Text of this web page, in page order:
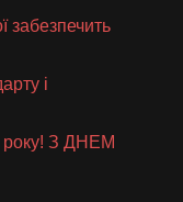
забезпечить
і
року! З ДНЕМ